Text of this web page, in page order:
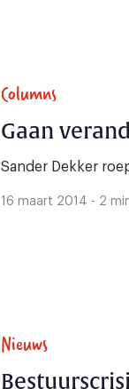
Columns
Gaan
Sander Dekker
16 maart 2014 - 2
Nieuws